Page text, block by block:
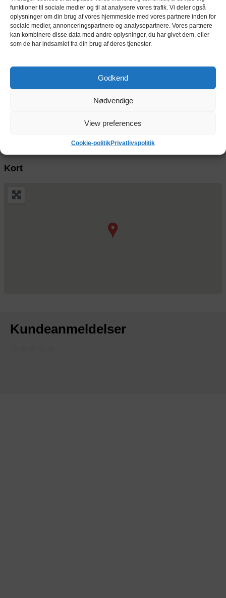
funktioner til sociale medier og til at analysere vores trafik. Vi deler også
oplysninger om din brug af vores hjemmeside med vores partnere inden for
sociale medier, annonceringspartnere og analysepartnere. Vores partnere
kan kombinere disse data med andre oplysninger, du har givet dem, eller
som de har indsamlet fra din brug af deres tjenester.
Godkend
Nødvendige
View preferences
Cookie-politikPrivatlivspolitik
7,6 m²depotrum
Indendørs depotrum på 7,6 m² / 20,5 m³
836 kr.
pr. md.
Indendørs depotrum på 8,3 m² / 22,4 m³ pr. md.
8,5 m²depotrum
Indendørs depotrum på 8,5 m² / 23,0 m³
935 kr.
Kort
Kundeanmeldelser